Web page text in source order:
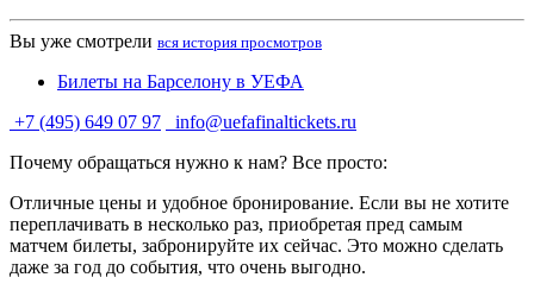
Вы уже смотрели вся история просмотров
Билеты на Барселону в УЕФА
+7 (495) 649 07 97
info@uefafinaltickets.ru
Почему обращаться нужно к нам? Все просто:
Отличные цены и удобное бронирование. Если вы не хотите
переплачивать в несколько раз, приобретая пред самым
матчем билеты, забронируйте их сейчас. Это можно сделать
даже за год до события, что очень выгодно.